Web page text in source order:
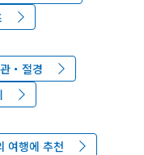
・절경
여행에 추천